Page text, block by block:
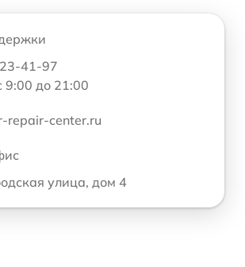
41-97
9:00 до 21:00
repair-center.ru
улица, дом 4